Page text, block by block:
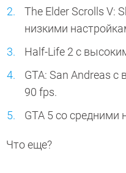
The Elder Scrolls V:
низкими
Half-Life 2 с
GTA: San Andreas
90 fps.
GTA 5 со средними
Что еще?